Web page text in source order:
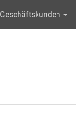
Geschäftskunden